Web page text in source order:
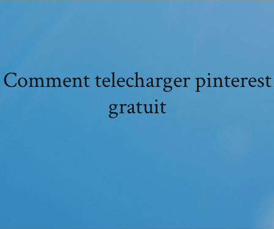
Comment telecharger pinterest
gratuit